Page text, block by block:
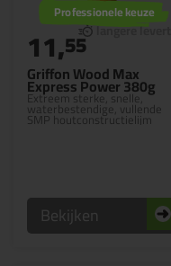
Griffon Wood Max
Express Power 380g
Extreem sterke, snelle,
waterbestendige, vullende
SMP houtconstructielijm
Professionele keuze
11,55
Bekijken